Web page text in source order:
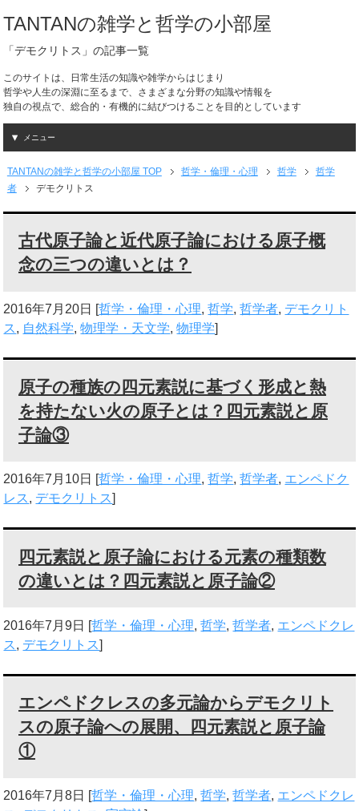
TANTANの雑学と哲学の小部屋
「デモクリトス」の記事一覧
このサイトは、日常生活の知識や雑学からはじまり
哲学や人生の深淵に至るまで、さまざまな分野の知識や情報を
独自の視点で、総合的・有機的に結びつけることを目的としています
メニュー
TANTANの雑学と哲学の小部屋 TOP 哲学・倫理・心理 哲学
哲学
者
デモクリトス
古代原子論と近代原子論における原子概
念の三つの違いとは？
2016年7月20日 [哲学・倫理・心理,哲学,哲学者, デモクリト
ス, 自然科学,物理学・天文学,物理学]
原子の種族の四元素説に基づく形成と熱
を持たない火の原子とは？四元素説と原
子論③
2016年7月10日 [哲学・倫理・心理,哲学,哲学者, エンペドク
レス, デモクリトス]
四元素説と原子論における元素の種類数
の違いとは？四元素説と原子論②
2016年7月9日 [哲学・倫理・心理,哲学,哲学者, エンペドクレ
ス, デモクリトス]
エンペドクレスの多元論からデモクリト
スの原子論への展開、四元素説と原子論
①
2016年7月8日 [哲学・倫理・心理,哲学,哲学者, エンペドクレ